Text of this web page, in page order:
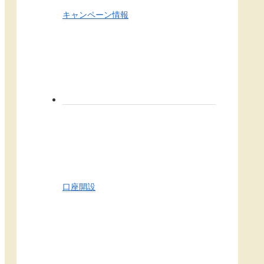
キャンペーン情報
口座開設